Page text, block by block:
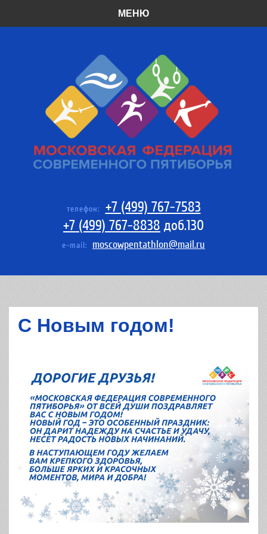
МЕНЮ
телефон:
+7 (499) 767-7583
+7 (499) 767-8838 доб.130
e-mail: moscowpentathlon@mail.ru
С Новым годом!